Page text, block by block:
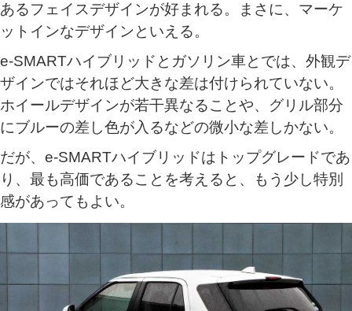
あるフェイスデザインが好まれる。まさに、マーケ
ットインなデザインといえる。
e‐SMARTハイブリッドとガソリン車とでは、外観デ
ザインではそれほど大きな差は付けられていない。
ホイールデザインが若干異なることや、グリル部分
にブルーの差し色が入るなどの微小な差しかない。
だが、e‐SMARTハイブリッドはトップグレードであ
り、最も高価であることを考えると、もう少し特別
感があってもよい。